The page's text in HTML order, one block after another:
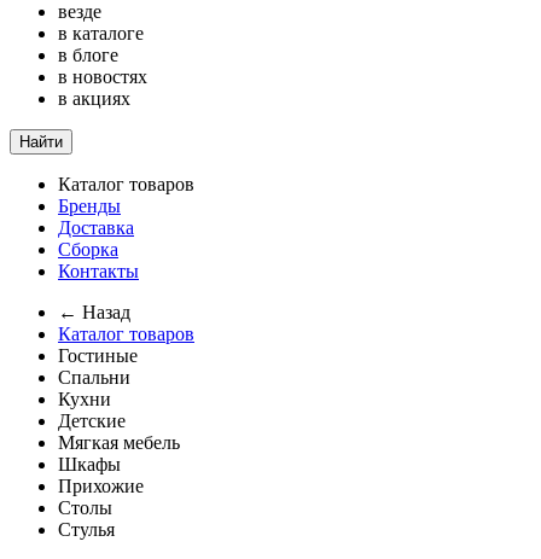
везде
в каталоге
в блоге
в новостях
в акциях
Найти
Каталог товаров
Бренды
Доставка
Сборка
Контакты
← Назад
Каталог товаров
Гостиные
Спальни
Кухни
Детские
Мягкая мебель
Шкафы
Прихожие
Столы
Стулья